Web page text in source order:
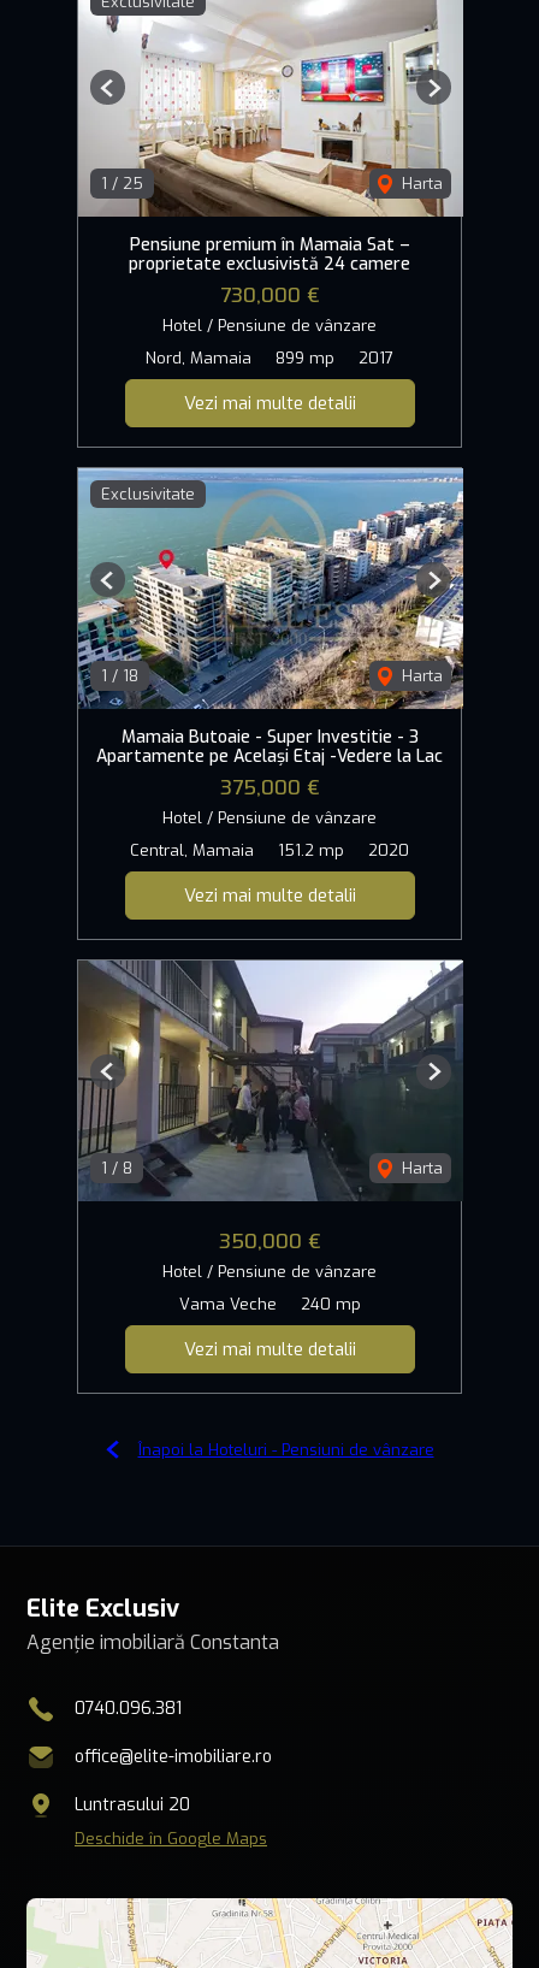
1 / 25 Harta
Previous Next
Pensiune premium în Mamaia Sat –
proprietate exclusivistă 24 camere
730,000 €
Hotel / Pensiune de vânzare
Nord, Mamaia
899 mp 2017
Vezi mai multe detalii
Exclusivitate
1 / 18 Harta
Previous Next
Mamaia Butoaie - Super Investitie - 3
Apartamente pe Același Etaj -Vedere la Lac
375,000 €
Hotel / Pensiune de vânzare
Central, Mamaia
151.2 mp 2020
Vezi mai multe detalii
1 / 8 Harta
Previous Next
350,000 €
Hotel / Pensiune de vânzare
Vama Veche
240 mp
Vezi mai multe detalii
Înapoi la Hoteluri - Pensiuni de vânzare
Elite Exclusiv
Agenție imobiliară Constanta
0740.096.381
office@elite-imobiliare.ro
Luntrasului 20
Deschide în Google Maps